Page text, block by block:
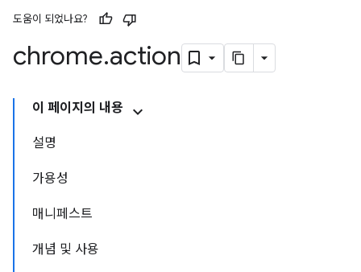
도움이 되었나요?
chrome.action
이 페이지의 내용
설명
가용성
매니페스트
개념 및 사용